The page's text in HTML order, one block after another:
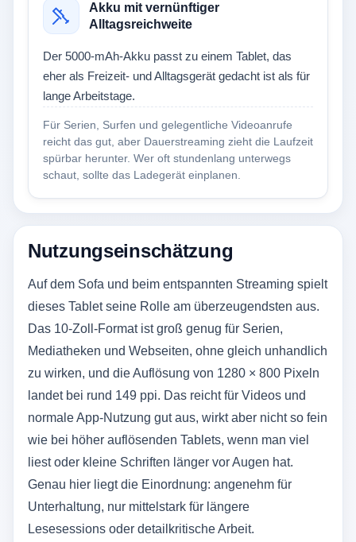
Akku mit vernünftiger
Alltagsreichweite
Der 5000-mAh-Akku passt zu einem Tablet, das
eher als Freizeit- und Alltagsgerät gedacht ist als für
lange Arbeitstage.
Für Serien, Surfen und gelegentliche Videoanrufe
reicht das gut, aber Dauerstreaming zieht die Laufzeit
spürbar herunter. Wer oft stundenlang unterwegs
schaut, sollte das Ladegerät einplanen.
Nutzungseinschätzung
Auf dem Sofa und beim entspannten Streaming spielt
dieses Tablet seine Rolle am überzeugendsten aus.
Das 10-Zoll-Format ist groß genug für Serien,
Mediatheken und Webseiten, ohne gleich unhandlich
zu wirken, und die Auflösung von 1280 × 800 Pixeln
landet bei rund 149 ppi. Das reicht für Videos und
normale App-Nutzung gut aus, wirkt aber nicht so fein
wie bei höher auflösenden Tablets, wenn man viel
liest oder kleine Schriften länger vor Augen hat.
Genau hier liegt die Einordnung: angenehm für
Unterhaltung, nur mittelstark für längere
Lesesessions oder detailkritische Arbeit.